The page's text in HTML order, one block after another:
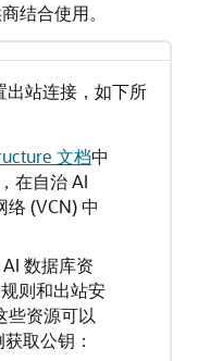
结合使用。
出站连接，如下所
文档中
在自治 AI
(VCN) 中
数据库资
则和出站安
些资源可以
取公钥：